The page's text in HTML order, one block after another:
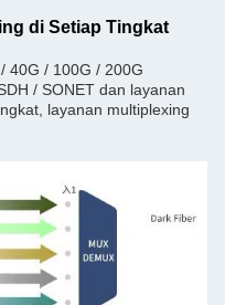
di Setiap Tingkat
40G / 100G / 200G
/ SONET dan layanan
layanan multiplexing